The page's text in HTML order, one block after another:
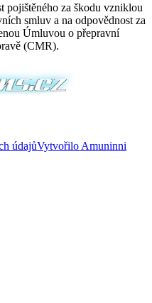
pojištěného za škodu vzniklou
smluv a na odpovědnost za
Úmluvou o přepravní
(CMR).
údajůVytvořilo Amuninni